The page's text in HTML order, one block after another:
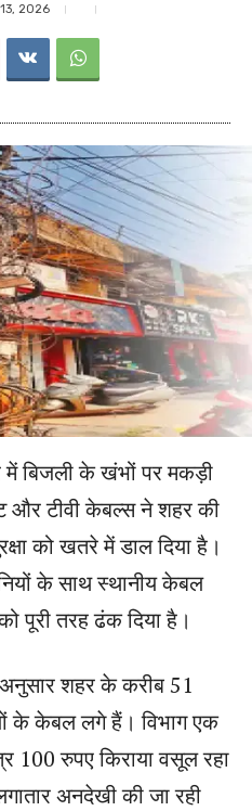
2026
बिजली के खंभों पर मकड़ी
टीवी केबल्स ने शहर की
को खतरे में डाल दिया है।
के साथ स्थानीय केबल
पूरी तरह ढंक दिया है।
शहर के करीब 51
के केबल लगे हैं। विभाग एक
100 रुपए किराया वसूल रहा
अनदेखी की जा रही